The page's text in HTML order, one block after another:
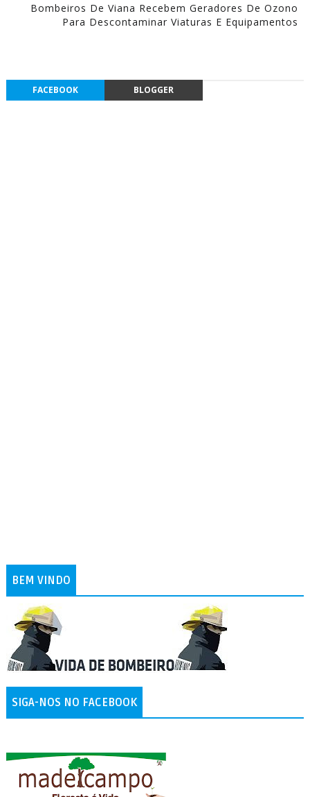
Bombeiros De Viana Recebem Geradores De Ozono
Para Descontaminar Viaturas E Equipamentos
FACEBOOK BLOGGER
BEM VINDO
SIGA-NOS NO FACEBOOK